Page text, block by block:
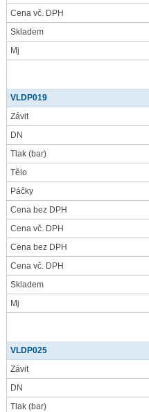
Cena vč. DPH
Skladem
Mj
VLDP019
Závit
DN
Tlak (bar)
Tělo
Páčky
Cena bez DPH
Cena vč. DPH
Cena bez DPH
Cena vč. DPH
Skladem
Mj
VLDP025
Závit
DN
Tlak (bar)